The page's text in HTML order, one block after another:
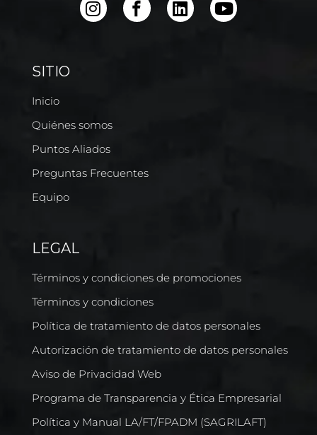
SITIO
Inicio
Quiénes somos
Puntos Aliados
Preguntas Frecuentes
Equipo
LEGAL
Términos y condiciones de promociones
Términos y condiciones
Política de tratamiento de datos personales
Autorización de tratamiento de datos personales
Aviso de Privacidad Web
Programa de Transparencia y Ética Empresarial
Política y Manual LA/FT/FPADM (SAGRILAFT)